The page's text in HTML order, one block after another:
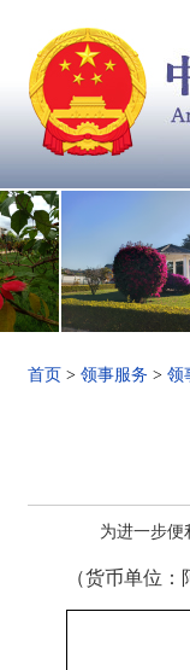
首页 > 领事服务 > 领
为进一步便
（货币单位：